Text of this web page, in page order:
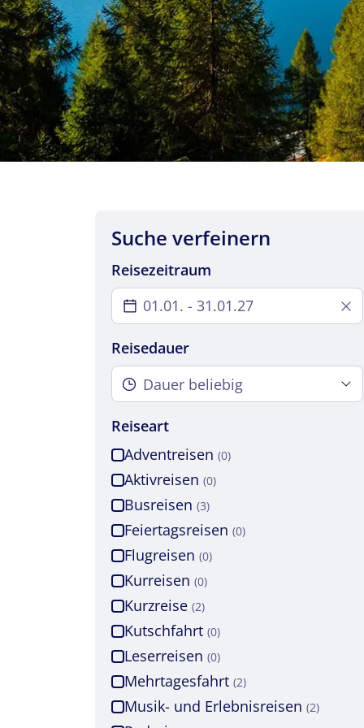
Suche verfeinern
Reisezeitraum
01.01. - 31.01.27
01.01. - 31.01.27
Reisedauer
Reiseart
Adventreisen (0)
Aktivreisen (0)
Busreisen (3)
Feiertagsreisen (0)
Flugreisen (0)
Kurreisen (0)
Kurzreise (2)
Kutschfahrt (0)
Leserreisen (0)
Mehrtagesfahrt (2)
Musik- und Erlebnisreisen (2)